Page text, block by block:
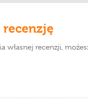
recenzję
własnej recenzji,